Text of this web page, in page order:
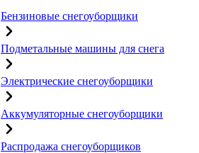
Бензиновые снегоуборщики
Подметальные машины для снега
Электрические снегоуборщики
Аккумуляторные снегоуборщики
Распродажа снегоуборщиков